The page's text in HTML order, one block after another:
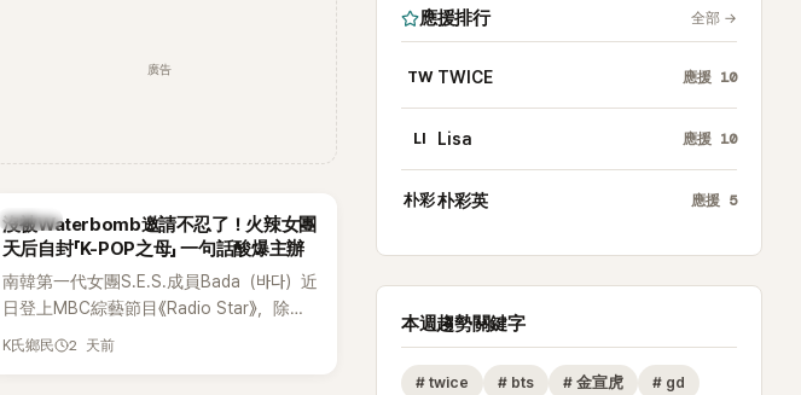
廣告
K-POP
沒被Waterbomb邀請不忍了！火辣女團
天后自封「K-POP之母」 一句話酸爆主辦
南韓第一代女團S.E.S.成員Bada（바다）近
日登上MBC綜藝節目《Radio Star》，除了
分享近況，還罕見公開向夏季音樂節
K氏鄉民 2 天前
應援排行 全部 →
TW TWICE 應援 10
LI Lisa 應援 10
朴彩朴彩英 應援 5
本週趨勢關鍵字
# twice # bts # 金宣虎 # gd